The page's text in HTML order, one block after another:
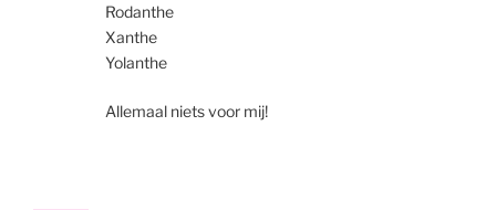
Rodanthe
Xanthe
Yolanthe
Allemaal niets voor mij!